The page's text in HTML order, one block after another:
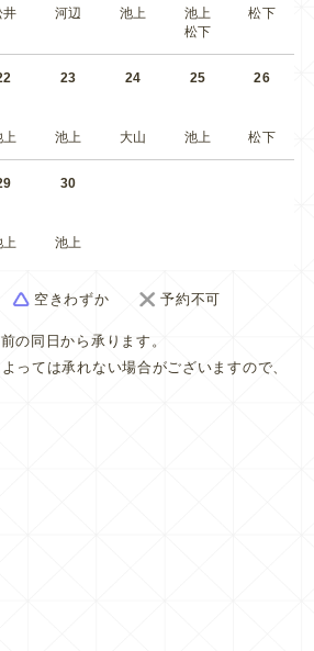
井 河辺 池上
池上
松下
松下
上
23
池上
24
大山
25
池上
26
松下
上
30
池上
空きわずか 予約不可
の同日から承ります。
ては承れない場合がございますので、